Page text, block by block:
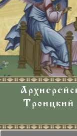
Троицкий